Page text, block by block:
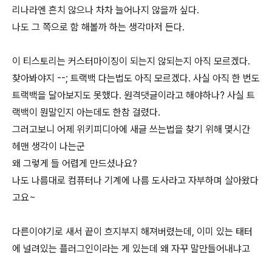
리나라엔 흔치 않으나 차차 늘어나지 않을까 싶다.
나도 그 쪽으로 함 해볼까 하는 생각마저 든다.
이 티스토리는 커스터마이징이 되는지 않되는지 아직 모르겠다.
찾아봐야지 --; 트랙백 다는법도 아직 모르겠다. 사실 아직 한 번도
트랙백을 달아보지도 못했다. 원격댓글이라고 해야하나? 사실 트
랙백이 뭔말인지 아는데도 한참 걸렸다.
그러고보니 어제 위키피디아에 새글 쓰는법을 찾기 위해 몇시간
헤맨 생각이 나는군
왜 그렇게 들 어렵게 만드셨나요?
나도 나름대로 컴퓨터나 기계에 나름 도사라고 자부하며 살아왔다
고요~
다른이야기로 새서 끝이 흐지부지 해져버렸는데, 이미 있는 태터
에 널려있는 플러그인이라는 게 있는데 왜 자꾸 말만들어내냐고